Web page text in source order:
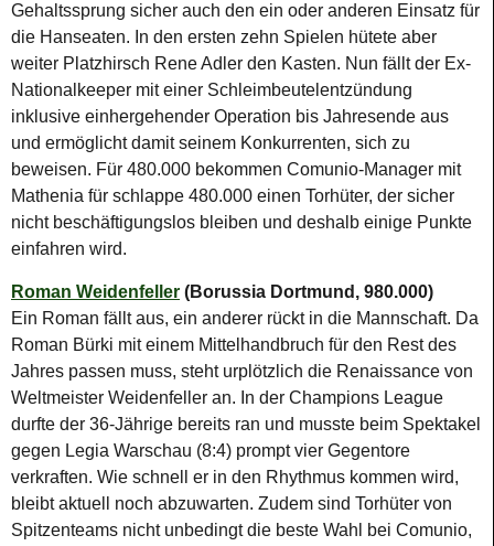
Gehaltssprung sicher auch den ein oder anderen Einsatz für
die Hanseaten. In den ersten zehn Spielen hütete aber
weiter Platzhirsch Rene Adler den Kasten. Nun fällt der Ex-
Nationalkeeper mit einer Schleimbeutelentzündung
inklusive einhergehender Operation bis Jahresende aus
und ermöglicht damit seinem Konkurrenten, sich zu
beweisen. Für 480.000 bekommen Comunio-Manager mit
Mathenia für schlappe 480.000 einen Torhüter, der sicher
nicht beschäftigungslos bleiben und deshalb einige Punkte
einfahren wird.
Roman Weidenfeller (Borussia Dortmund, 980.000)
Ein Roman fällt aus, ein anderer rückt in die Mannschaft. Da
Roman Bürki mit einem Mittelhandbruch für den Rest des
Jahres passen muss, steht urplötzlich die Renaissance von
Weltmeister Weidenfeller an. In der Champions League
durfte der 36-Jährige bereits ran und musste beim Spektakel
gegen Legia Warschau (8:4) prompt vier Gegentore
verkraften. Wie schnell er in den Rhythmus kommen wird,
bleibt aktuell noch abzuwarten. Zudem sind Torhüter von
Spitzenteams nicht unbedingt die beste Wahl bei Comunio,